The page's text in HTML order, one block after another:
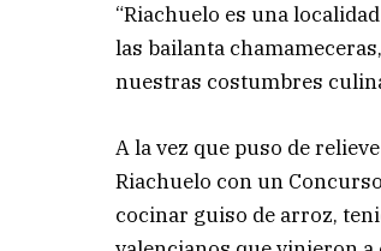
“Riachuelo es una
las bailanta
nuestras costumbres
A la vez que puso de
Riachuelo con un
cocinar guiso de arroz,